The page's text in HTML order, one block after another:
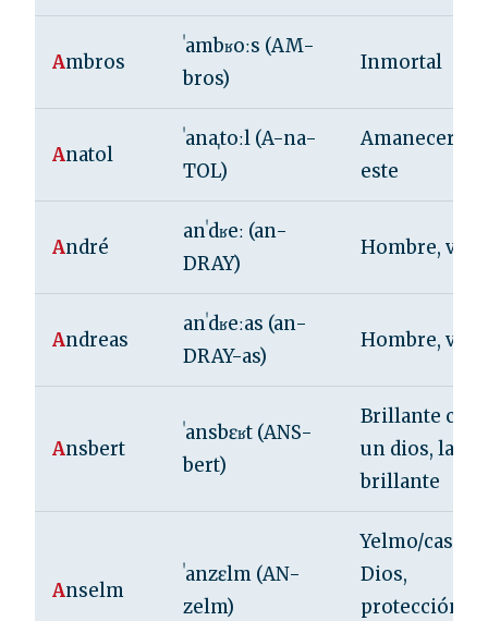
Ambros
ˈambʁoːs (AM-
bros)
Inmortal
Anatol
ˈanaˌtoːl (A-na-
TOL)
Amanecer,
este
André
anˈdʁeː (an-
DRAY)
Hombre, viril
Andreas
anˈdʁeːas (an-
DRAY-as)
Hombre, viril
Ansbert
ˈansbɛʁt (ANS-
bert)
Brillante
un dios, lanza
brillante
Anselm
ˈanzɛlm (AN-
zelm)
Yelmo/casco
Dios,
protección